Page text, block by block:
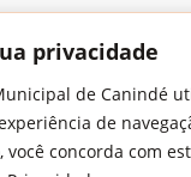
privacidade
de Canindé
de
concorda com
de Medeiros, S/N,